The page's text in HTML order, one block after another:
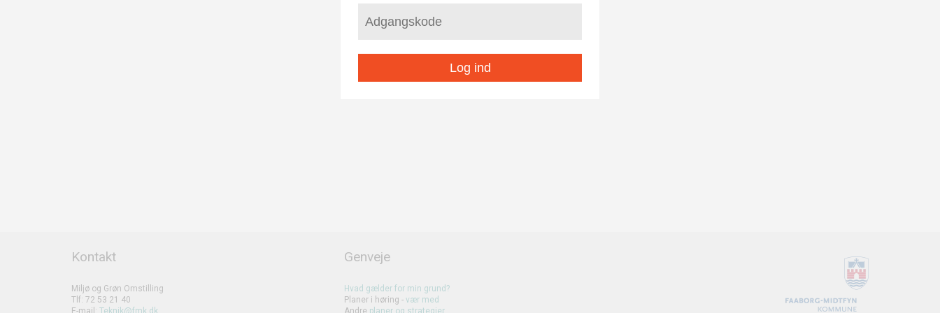
Log ind
Kontakt
Miljø og Grøn Omstilling
Tlf: 72 53 21 40
E-mail: Teknik@fmk.dk
Genveje
Hvad gælder for min grund?
Planer i høring - vær med
Andre planer og strategier